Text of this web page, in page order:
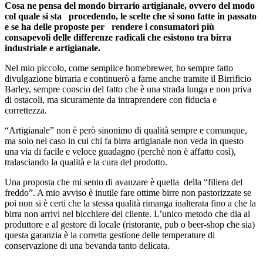
Cosa ne pensa del mondo birrario artigianale, ovvero del modo
col quale si sta procedendo, le scelte che si sono fatte in passato
e se ha delle proposte per rendere i consumatori più
consapevoli delle differenze radicali che esistono tra birra
industriale e artigianale.
Nel mio piccolo, come semplice homebrewer, ho sempre fatto
divulgazione birraria e continuerò a farne anche tramite il Birrificio
Barley, sempre conscio del fatto che è una strada lunga e non priva
di ostacoli, ma sicuramente da intraprendere con fiducia e
correttezza.
“Artigianale” non è però sinonimo di qualità sempre e comunque,
ma solo nel caso in cui chi fa birra artigianale non veda in questo
una via di facile e veloce guadagno (perchè non è affatto così),
tralasciando la qualità e la cura del prodotto.
Una proposta che mi sento di avanzare è quella della “filiera del
freddo”. A mio avviso è inutile fare ottime birre non pastorizzate se
poi non si è certi che la stessa qualità rimanga inalterata fino a che la
birra non arrivi nel bicchiere del cliente. L’unico metodo che dia al
produttore e al gestore di locale (ristorante, pub o beer-shop che sia)
questa garanzia è la corretta gestione delle temperature di
conservazione di una bevanda tanto delicata.